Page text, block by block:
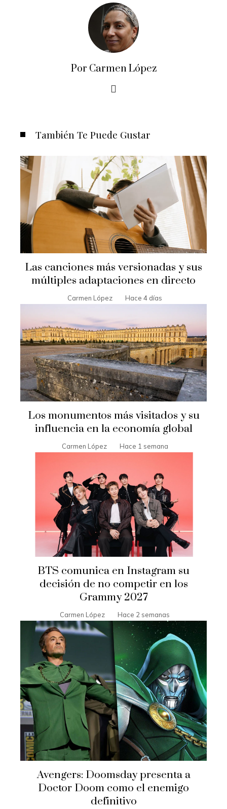
Por Carmen López
También Te Puede Gustar
Las canciones más versionadas y sus
múltiples adaptaciones en directo
Carmen López Hace 4 días
Los monumentos más visitados y su
influencia en la economía global
Carmen López Hace 1 semana
BTS comunica en Instagram su
decisión de no competir en los
Grammy 2027
Carmen López Hace 2 semanas
Avengers: Doomsday presenta a
Doctor Doom como el enemigo
definitivo